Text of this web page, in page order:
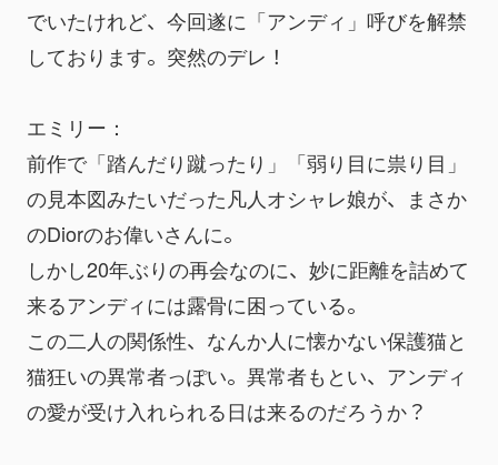
でいたけれど、今回遂に「アンディ」呼びを解禁
しております。突然のデレ！
エミリー：
前作で「踏んだり蹴ったり」「弱り目に祟り目」
の見本図みたいだった凡人オシャレ娘が、まさか
のDiorのお偉いさんに。
しかし20年ぶりの再会なのに、妙に距離を詰めて
来るアンディには露骨に困っている。
この二人の関係性、なんか人に懐かない保護猫と
猫狂いの異常者っぽい。異常者もとい、アンディ
の愛が受け入れられる日は来るのだろうか？